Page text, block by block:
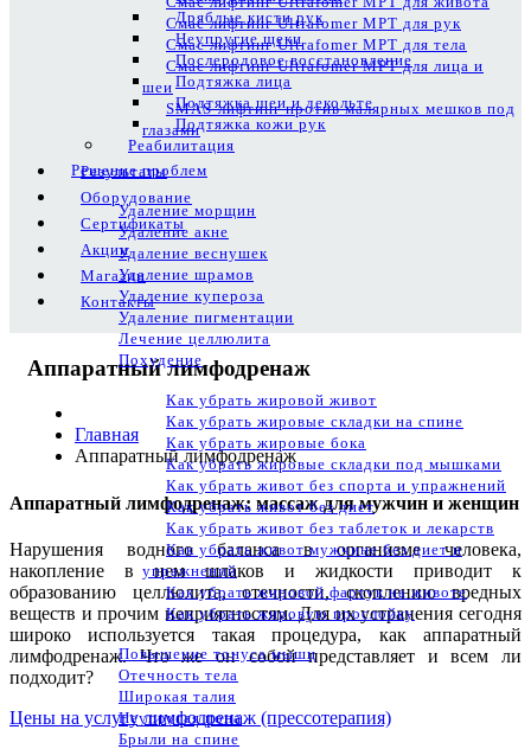
Смас лифтинг Ultrafomer MPT для рук
Смас лифтинг Ultrafomer MPT для тела
Смас лифтинг Ultrafomer MPT для лица и
шеи
SMAS-лифтинг против малярных мешков под
глазами
Решение проблем
Удаление морщин
Удаление акне
Удаление веснушек
Удаление шрамов
Удаление купероза
Удаление пигментации
Лечение целлюлита
Похудение
Как убрать жировой живот
Как убрать жировые складки на спине
Как убрать жировые бока
Как убрать жировые складки под мышками
Как убрать живот без спорта и упражнений
Как убрать живот без диет
Как убрать живот без таблеток и лекарств
Как убрать живот мужчине без диет и
упражнений
Как убрать жировой фартук на животе
Как убрать жировую прослойку
Повышение тонуса мышц
Отечность тела
Широкая талия
Неупругая попа
Брыли на спине
Дряблые кисти рук
Неупругие щеки
Послеродовое восстановление
Подтяжка лица
Подтяжка шеи и декольте
Подтяжка кожи рук
Реабилитация
Результаты
Оборудование
Сертификаты
Акции
Магазин
Контакты
Аппаратный лимфодренаж
Главная
Аппаратный лимфодренаж
Аппаратный лимфодренаж: массаж для мужчин и женщин
Нарушения водного баланса в организме человека,
накопление в нем шлаков и жидкости приводит к
образованию целлюлита, отечности, скоплению вредных
веществ и прочим неприятностям. Для их устранения сегодня
широко используется такая процедура, как аппаратный
лимфодренаж. Что же он собой представляет и всем ли
подходит?
Цены на услугу лимфодренаж (прессотерапия)